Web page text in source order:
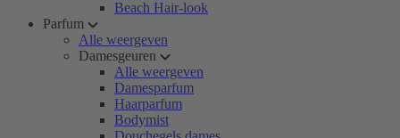
Beach Hair-look
Parfum
Alle weergeven
Damesgeuren
Alle weergeven
Damesparfum
Haarparfum
Bodymist